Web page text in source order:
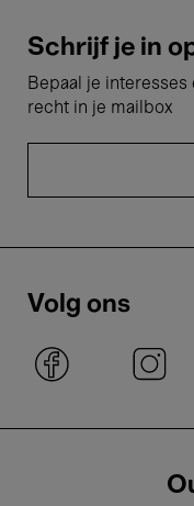
Schrijf je in
Bepaal je interesses
recht in je mailbox
Volg ons